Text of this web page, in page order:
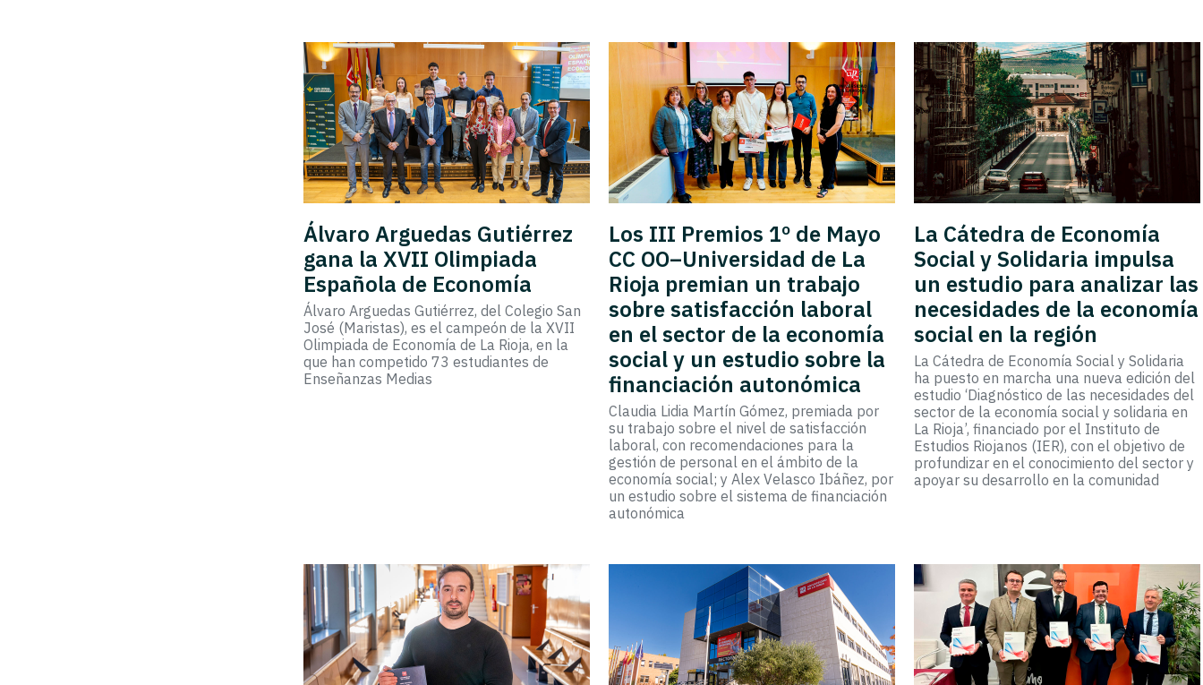
Álvaro Arguedas Gutiérrez
gana la XVII Olimpiada
Española de Economía
Álvaro Arguedas Gutiérrez, del Colegio San
José (Maristas), es el campeón de la XVII
Olimpiada de Economía de La Rioja, en la
que han competido 73 estudiantes de
Enseñanzas Medias
Los III Premios 1º de Mayo
CC OO–Universidad de La
Rioja premian un trabajo
sobre satisfacción laboral
en el sector de la economía
social y un estudio sobre la
financiación autonómica
Claudia Lidia Martín Gómez, premiada por
su trabajo sobre el nivel de satisfacción
laboral, con recomendaciones para la
gestión de personal en el ámbito de la
economía social; y Alex Velasco Ibáñez, por
un estudio sobre el sistema de financiación
autonómica
La Cátedra de Economía
Social y Solidaria impulsa
un estudio para analizar las
necesidades de la economía
social en la región
La Cátedra de Economía Social y Solidaria
ha puesto en marcha una nueva edición del
estudio ‘Diagnóstico de las necesidades del
sector de la economía social y solidaria en
La Rioja’, financiado por el Instituto de
Estudios Riojanos (IER), con el objetivo de
profundizar en el conocimiento del sector y
apoyar su desarrollo en la comunidad